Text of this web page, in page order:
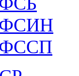
ФСИН
ФССП